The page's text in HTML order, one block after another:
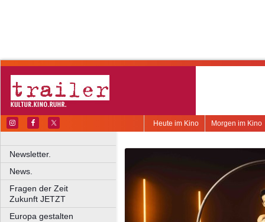
Morgen im Kino
Heute im Kino
Newsletter.
News.
Fragen der Zeit
Zukunft JETZT
Europa gestalten